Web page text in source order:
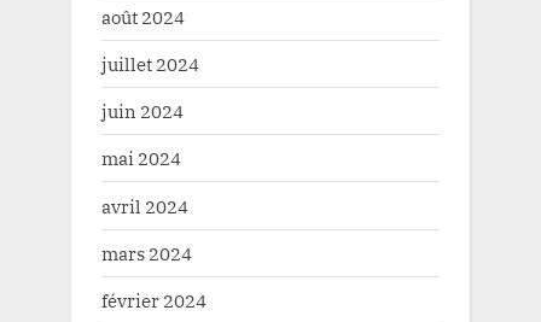
août 2024
juillet 2024
juin 2024
mai 2024
avril 2024
mars 2024
février 2024